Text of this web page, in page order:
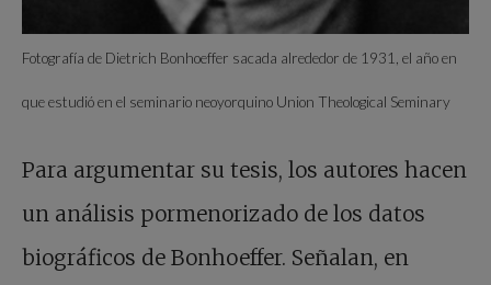
Fotografía de Dietrich Bonhoeffer sacada alrededor de 1931, el año en
que estudió en el seminario neoyorquino Union Theological Seminary
Para argumentar su tesis, los autores hacen
un análisis pormenorizado de los datos
biográficos de Bonhoeffer. Señalan, en